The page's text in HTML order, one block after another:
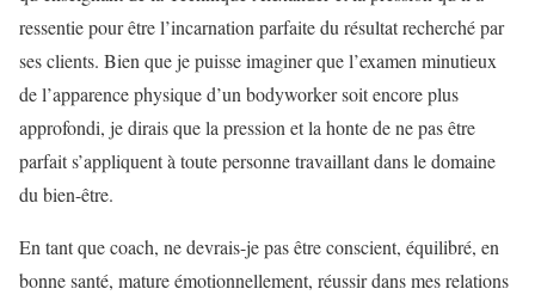
ressentie pour être l’incarnation parfaite du résultat recherché par
ses clients. Bien que je puisse imaginer que l’examen minutieux
de l’apparence physique d’un bodyworker soit encore plus
approfondi, je dirais que la pression et la honte de ne pas être
parfait s’appliquent à toute personne travaillant dans le domaine
du bien-être.
En tant que coach, ne devrais-je pas être conscient, équilibré, en
bonne santé, mature émotionnellement, réussir dans mes relations